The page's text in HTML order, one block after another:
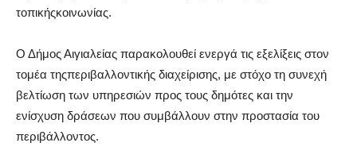
τοπικήςκοινωνίας.
Ο ΔήμοςΑιγιαλείας παρακολουθεί ενεργά τις εξελίξεις στον
τομέα τηςπεριβαλλοντικής διαχείρισης, με στόχο τη συνεχή
βελτίωση των υπηρεσιών προς τους δημότες και την
ενίσχυση δράσεων που συμβάλλουν στην προστασία του
περιβάλλοντος.